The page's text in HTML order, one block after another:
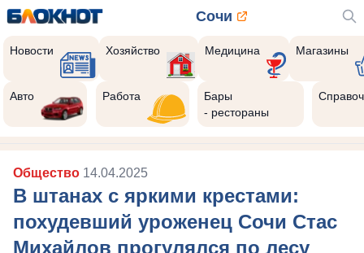
Сочи
Новости Хозяйство Медицина Магазины
Авто Работа
Бары
- рестораны
Общество 14.04.2025
В штанах с яркими крестами:
похудевший уроженец Сочи Стас
Михайлов прогулялся по лесу